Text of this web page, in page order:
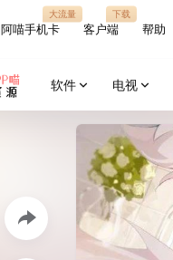
阿喵手机卡
大流量
客户端
下载
帮助
软件 电视